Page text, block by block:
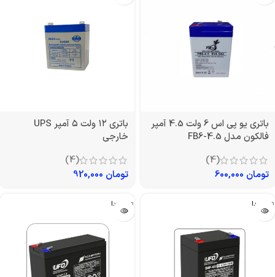
باتری یو پی اس 6 ولت 4.5 آمپر
فالکون مدل FB6-4.5
(4)
تومان
باتری ۱۲ ولت ۵ آمپر UPS
خارجی
(4)
تومان
تمام شد! تمام شد!